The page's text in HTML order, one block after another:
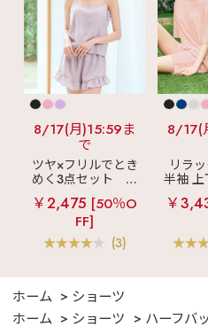
8/17(月)15:59ま
で
ツヤ×フリルでとき
めく3点セット
シ
ルキー ショートパ
ンツ 3点セット
￥2,475 [50％O
FF]
(3)
8/17(
リラ
半袖 上
女
￥
ホーム
ショーツ
ホーム
ショーツ ハーフバ